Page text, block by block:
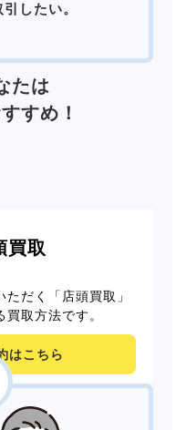
したい。
たは
すめ！
買取
だく「店頭買取」
取方法です。
はこちら